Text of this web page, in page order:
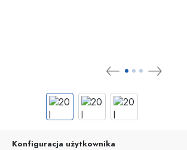
Konfiguracja użytkownika